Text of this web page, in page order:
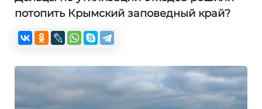
потопить Крымский заповедный край?